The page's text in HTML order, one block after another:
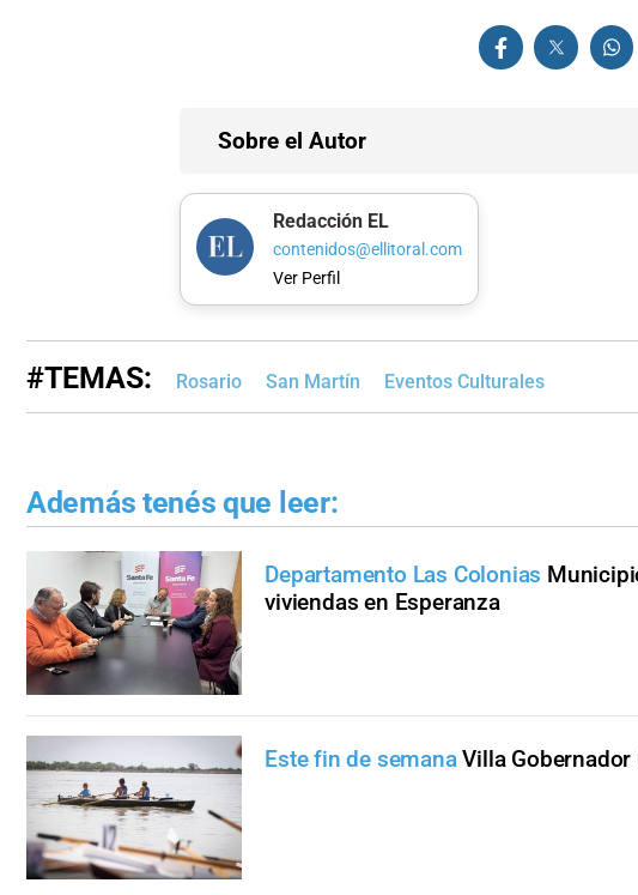
Sobre el Autor
Redacción EL
contenidos@ellitoral.com
Ver Perfil
#TEMAS: Rosario San Martín Eventos Culturales
Además tenés que leer:
Departamento Las Colonias
viviendas en Esperanza
Este fin de semanaVilla Gobernador